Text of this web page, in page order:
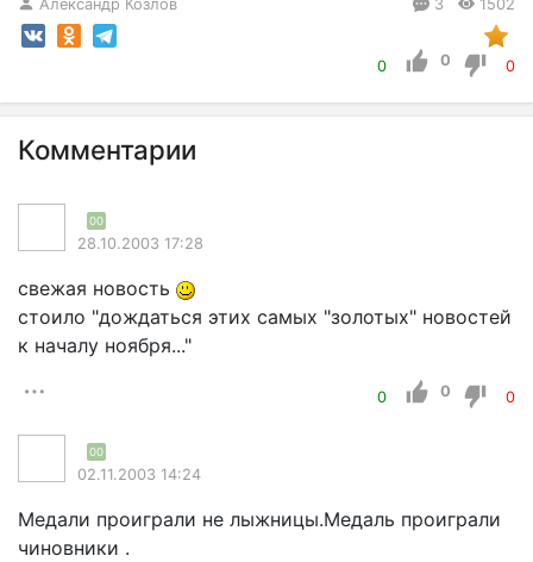
0 0 0
Комментарии
00
28.10.2003 17:28
свежая новость
стоило "дождаться этих самых "золотых" новостей
к началу ноября..."
0 0 0
00
02.11.2003 14:24
Медали проиграли не лыжницы.Медаль проиграли
чиновники .